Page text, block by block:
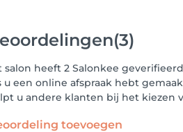
(3)
salon heeft 2 Salonkee
u een online afspraak hebt
u andere klanten bij het kiezen
toevoegen